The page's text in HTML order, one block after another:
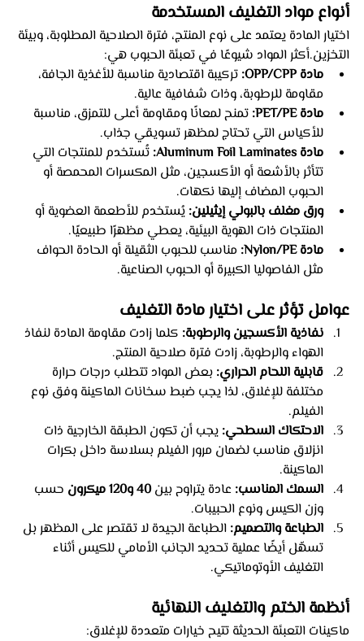
أنواع مواد التغليف المستخدمة
اختيار المادة يعتمد على نوع المنتج، فترة الصلاحية المطلوبة، وبيئة
التخزين.أكثر المواد شيوعًا في تعبئة الحبوب هي:
مادة OPP/CPP:
تركيبة اقتصادية مناسبة للأغذية الجافة،
مقاومة للرطوبة، وذات شفافية عالية.
مادة PET/PE:
تمنح لمعانًا ومقاومة أعلى للتمزق، مناسبة
للأكياس التي تحتاج لمظهر تسويقي جذاب.
مادة Aluminum Foil Laminates:
تُستخدم للمنتجات التي
تتأثر بالأشعة أو الأكسجين، مثل المكسرات المحمصة أو
الحبوب المضاف إليها نكهات.
ورق مغلف بالبولي إيثيلين: يُستخدم للأطعمة العضوية أو
المنتجات ذات الهوية البيئية، يعطي مظهرًا طبيعيًا.
مادة Nylon/PE:
مناسب للحبوب الثقيلة أو الحادة الحواف
مثل الفاصوليا الكبيرة أو الحبوب الصناعية.
عوامل تؤثر على اختيار مادة التغليف
نفاذية الأكسجين والرطوبة: كلما زادت مقاومة المادة لنفاذ
الهواء والرطوبة، زادت فترة صلاحية المنتج.
قابلية اللحام الحراري: بعض المواد تتطلب درجات حرارة
مختلفة للإغلاق، لذا يجب ضبط سخانات الماكينة وفق نوع
الفيلم.
الاحتكاك السطحي: يجب أن تكون الطبقة الخارجية ذات
انزلاق مناسب لضمان مرور الفيلم بسلاسة داخل بكرات
الماكينة.
السمك المناسب: عادة يتراوح بين 40 و120 ميكرون
حسب
وزن الكيس ونوع الحبيبات.
الطباعة والتصميم: الطباعة الجيدة لا تقتصر على المظهر بل
تسهّل أيضًا عملية تحديد الجانب الأمامي للكيس أثناء
التغليف الأوتوماتيكي.
أنظمة الختم والتغليف النهائية
ماكينات التعبئة الحديثة تتيح خيارات متعددة للإغلاق: